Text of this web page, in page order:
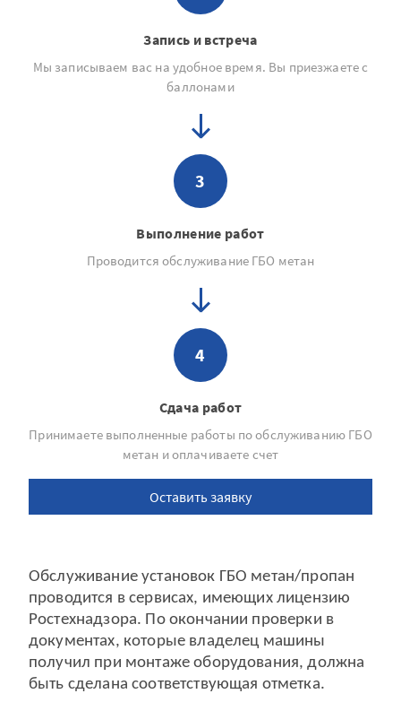
Запись и встреча
Мы записываем вас на удобное время. Вы приезжаете с
баллонами
3
Выполнение работ
Проводится обслуживание ГБО метан
4
Сдача работ
Принимаете выполненные работы по обслуживанию ГБО
метан и оплачиваете счет
Оставить заявку
Обслуживание установок ГБО метан/пропан
проводится в сервисах, имеющих лицензию
Ростехнадзора. По окончании проверки в
документах, которые владелец машины
получил при монтаже оборудования, должна
быть сделана соответствующая отметка.